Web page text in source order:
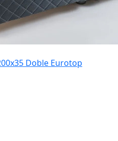
Doble Eurotop